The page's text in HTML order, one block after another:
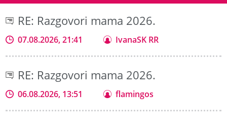
RE: Razgovori mama 2026.
07.08.2026, 21:41 IvanaSK RR
RE: Razgovori mama 2026.
06.08.2026, 13:51 flamingos